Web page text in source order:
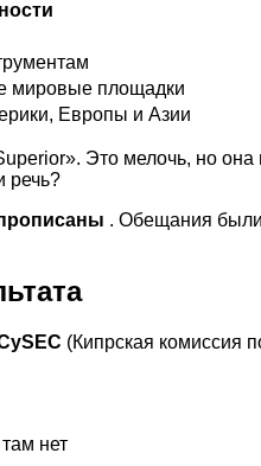
мировые площадки
Европы и Азии
Это мелочь, но она
речь?
. Обещания
(Кипрская комиссия
нет